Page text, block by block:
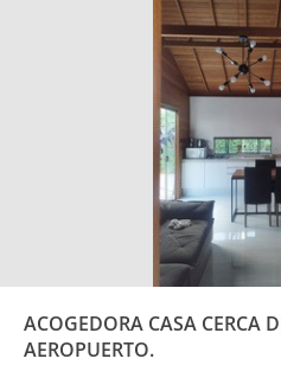
ACOGEDORA CASA CERCA
AEROPUERTO.